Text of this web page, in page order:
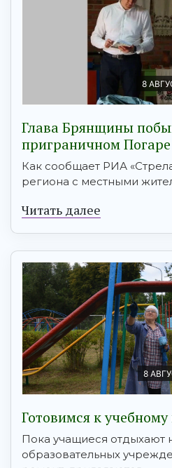
8
Глава Брянщины
приграничном Погаре
Как сообщает РИА
региона с местными
Читать далее
8
Готовимся к учебному
Пока учащиеся отдыхают
образовательных